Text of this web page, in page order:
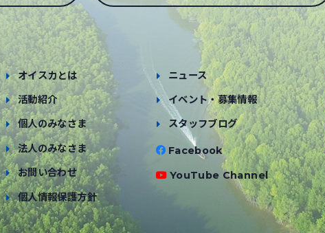
オイスカとは
活動紹介
個人のみなさま
法人のみなさま
お問い合わせ
個人情報保護方針
ニュース
イベント・募集情報
スタッフブログ
Facebook
YouTube Channel